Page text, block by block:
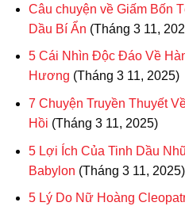
Câu chuyện về Giấm Bốn
Dầu Bí Ẩn (Tháng 3 11,
5 Cái Nhìn Độc Đáo Về
Hương (Tháng 3 11, 2025)
7 Chuyện Truyền Thuyết
Hồi (Tháng 3 11, 2025)
5 Lợi Ích Của Tinh Dầu
Babylon (Tháng 3 11, 2025)
5 Lý Do Nữ Hoàng